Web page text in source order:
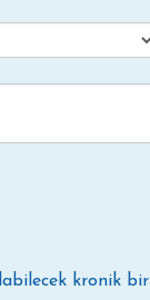
kronik bir